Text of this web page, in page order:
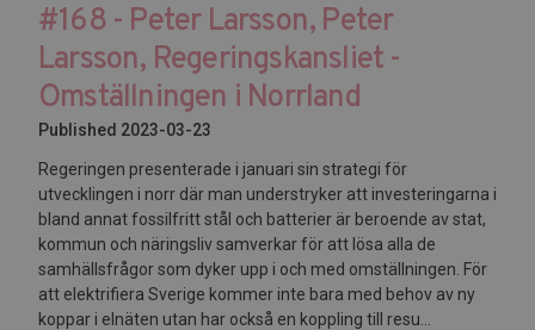
#168 - Peter Larsson, Peter
Larsson, Regeringskansliet -
Omställningen i Norrland
Published 2023-03-23
Regeringen presenterade i januari sin strategi för
utvecklingen i norr där man understryker att investeringarna i
bland annat fossilfritt stål och batterier är beroende av stat,
kommun och näringsliv samverkar för att lösa alla de
samhällsfrågor som dyker upp i och med omställningen. För
att elektrifiera Sverige kommer inte bara med behov av ny
koppar i elnäten utan har också en koppling till resu...